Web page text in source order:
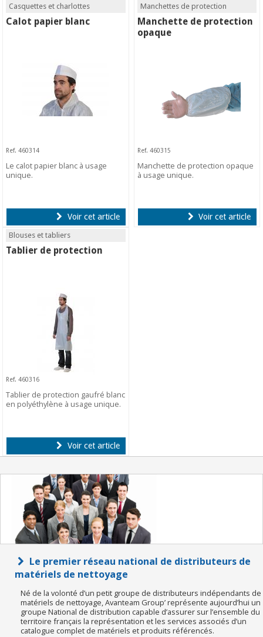
Casquettes et charlottes
Calot papier blanc
Ref. 460314
Le calot papier blanc à usage
unique.
Voir cet article
Manchettes de protection
Manchette de protection
opaque
Ref. 460315
Manchette de protection opaque
à usage unique.
Voir cet article
Blouses et tabliers
Tablier de protection
Ref. 460316
Tablier de protection gaufré blanc
en polyéthylène à usage unique.
Voir cet article
Le premier réseau national de distributeurs de
matériels de nettoyage
Né de la volonté d’un petit groupe de distributeurs indépendants de
matériels de nettoyage, Avanteam Group’ représente aujourd’hui un
groupe National de distribution capable d’assurer sur l’ensemble du
territoire français la représentation et les services associés d’un
catalogue complet de matériels et produits référencés.